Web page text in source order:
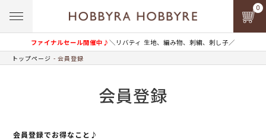
ファイナルセール開催中♪＼リバティ 生地、編み物、刺繍、刺し子／
0
トップページ 会員登録
会員登録
会員登録でお得なこと♪